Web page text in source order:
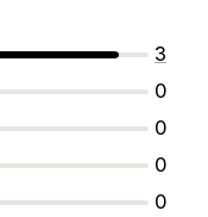
3
0
0
0
0